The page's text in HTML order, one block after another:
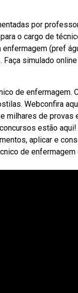
por
o cargo de
(pref
simulado
de enfermagem.
Webconfira
milhares de
estão
aplicar e
de